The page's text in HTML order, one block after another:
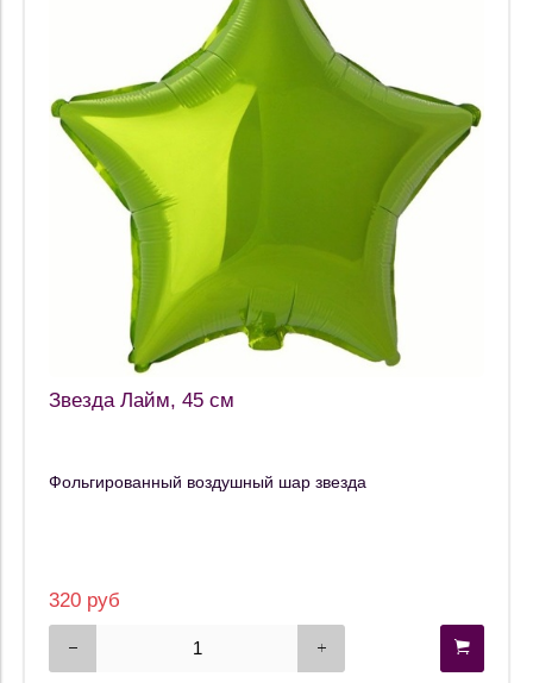
Звезда Лайм, 45 см
Фольгированный воздушный шар звезда
320 руб